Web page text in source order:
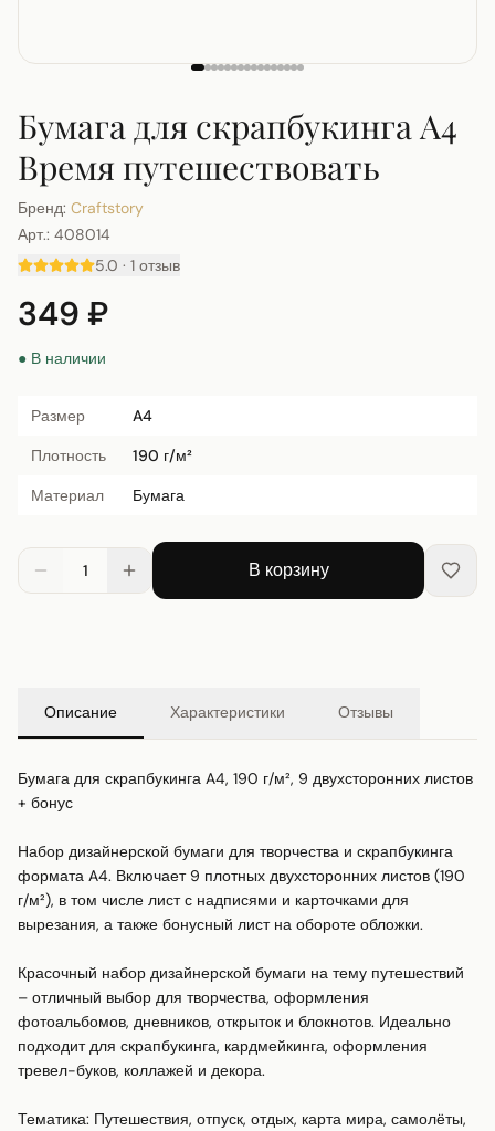
Бумага для скрапбукинга А4
Время путешествовать
Бренд: Craftstory
Арт.: 408014
5.0 · 1 отзыв
349 ₽
● В наличии
Размер
A4
Плотность
190 г/м²
Материал
Бумага
1 В корзину
Описание Характеристики Отзывы
Бумага для скрапбукинга A4, 190 г/м², 9 двухсторонних листов
+ бонус
Набор дизайнерской бумаги для творчества и скрапбукинга
формата A4. Включает 9 плотных двухсторонних листов (190
г/м²), в том числе лист с надписями и карточками для
вырезания, а также бонусный лист на обороте обложки.
Красочный набор дизайнерской бумаги на тему путешествий
– отличный выбор для творчества, оформления
фотоальбомов, дневников, открыток и блокнотов. Идеально
подходит для скрапбукинга, кардмейкинга, оформления
тревел-буков, коллажей и декора.
Тематика: Путешествия, отпуск, отдых, карта мира, самолёты,